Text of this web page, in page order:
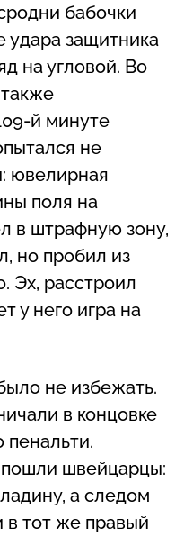
бабочки
удара защитника
на угловой. Во
й минуте
не
ювелирная
поля на
в штрафную зону,
но пробил из
Эх, расстроил
у него игра на
не избежать.
в концовке
швейцарцы:
а следом
в тот же правый